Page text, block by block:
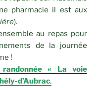
pharmacie il est aux
).
au repas pour
de la journée
!
« La voie
d’Aubrac.